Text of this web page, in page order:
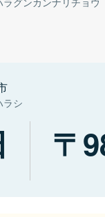
ラシ